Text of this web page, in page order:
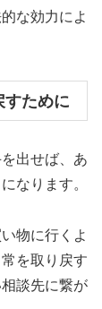
な効力によ
すために
出せば、あ
なります。
物に行くよ
を取り戻す
談先に繋が